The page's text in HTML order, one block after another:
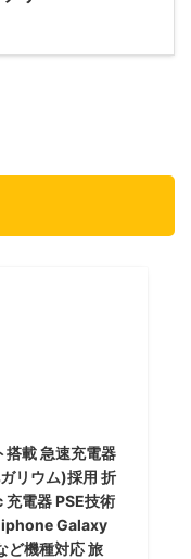
搭載 急速充電器
リウム)採用 折
電器 PSE技術
iphone Galaxy
機種対応 旅